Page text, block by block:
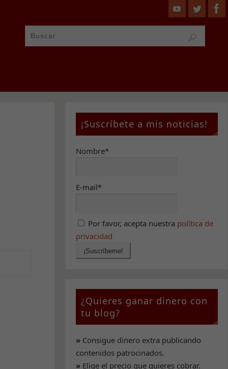
¡Suscríbete a mis noticias!
Nombre*
E-mail*
Por favor, acepta nuestra política de
privacidad
¿Quieres ganar dinero con
tu blog?
»Consigue dinero extra publicando
contenidos patrocinados.
»Elige el precio que quieres cobrar.